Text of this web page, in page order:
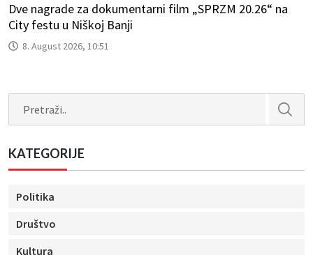
Dve nagrade za dokumentarni film „SPRZM 20.26“ na
City festu u Niškoj Banji
8. August 2026, 10:51
KATEGORIJE
Politika
Društvo
Kultura